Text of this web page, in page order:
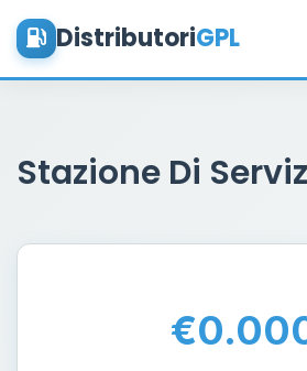
DistributoriGPL
Stazione Di